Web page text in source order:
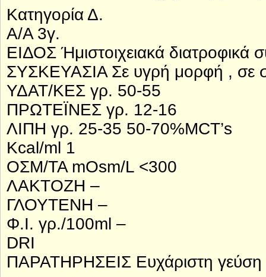
Κατηγορία Δ.
Α/Α 3γ.
ΕΙΔΟΣ Ήμιστοιχειακά
ΣΥΣΚΕΥΑΣΙΑ Σε υγρή μορφή , σε
ΥΔΑΤ/ΚΕΣ γρ. 50-55
ΠΡΩΤΕΪΝΕΣ γρ. 12-16
ΛΙΠΗ γρ. 25-35 50-70%MCT’s
Kcal/ml 1
ΟΣΜ/ΤΑ mOsm/L <300
ΛΑΚΤΟΖΗ –
ΓΛΟΥΤΕΝΗ –
Φ.Ι. γρ./100ml –
DRI
ΠΑΡΑΤΗΡΗΣΕΙΣ Ευχάριστη γεύση